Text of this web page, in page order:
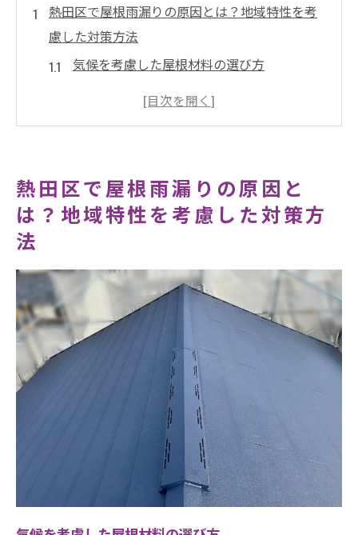
熱田区で屋根雨漏りの原因とは？地域特性を考
慮した対策方法
気候を考慮した屋根材料の選び方
雨漏りの主要原因とその診断方法
プロによる雨漏り診断の利点
屋根の雨漏りを防ぐ！名古屋市熱田区の風雨に
耐える修理ポイント
屋根の寿命を延ばすための修理方法
熱田区特有の風雨条件に対応する技術
雨漏りの原因となる細かい部分の修理
強風による損傷を防ぐための工夫
雨漏りを未然に防ぐためのヒント
屋根修理の重要性を再認識！熱田区での雨漏り
予防措置としての定期メンテナンス
雨漏りを未然に防ぐ設計のポイント
熱田区で屋根雨漏りの原因と
は？地域特性を考慮した対策方
法